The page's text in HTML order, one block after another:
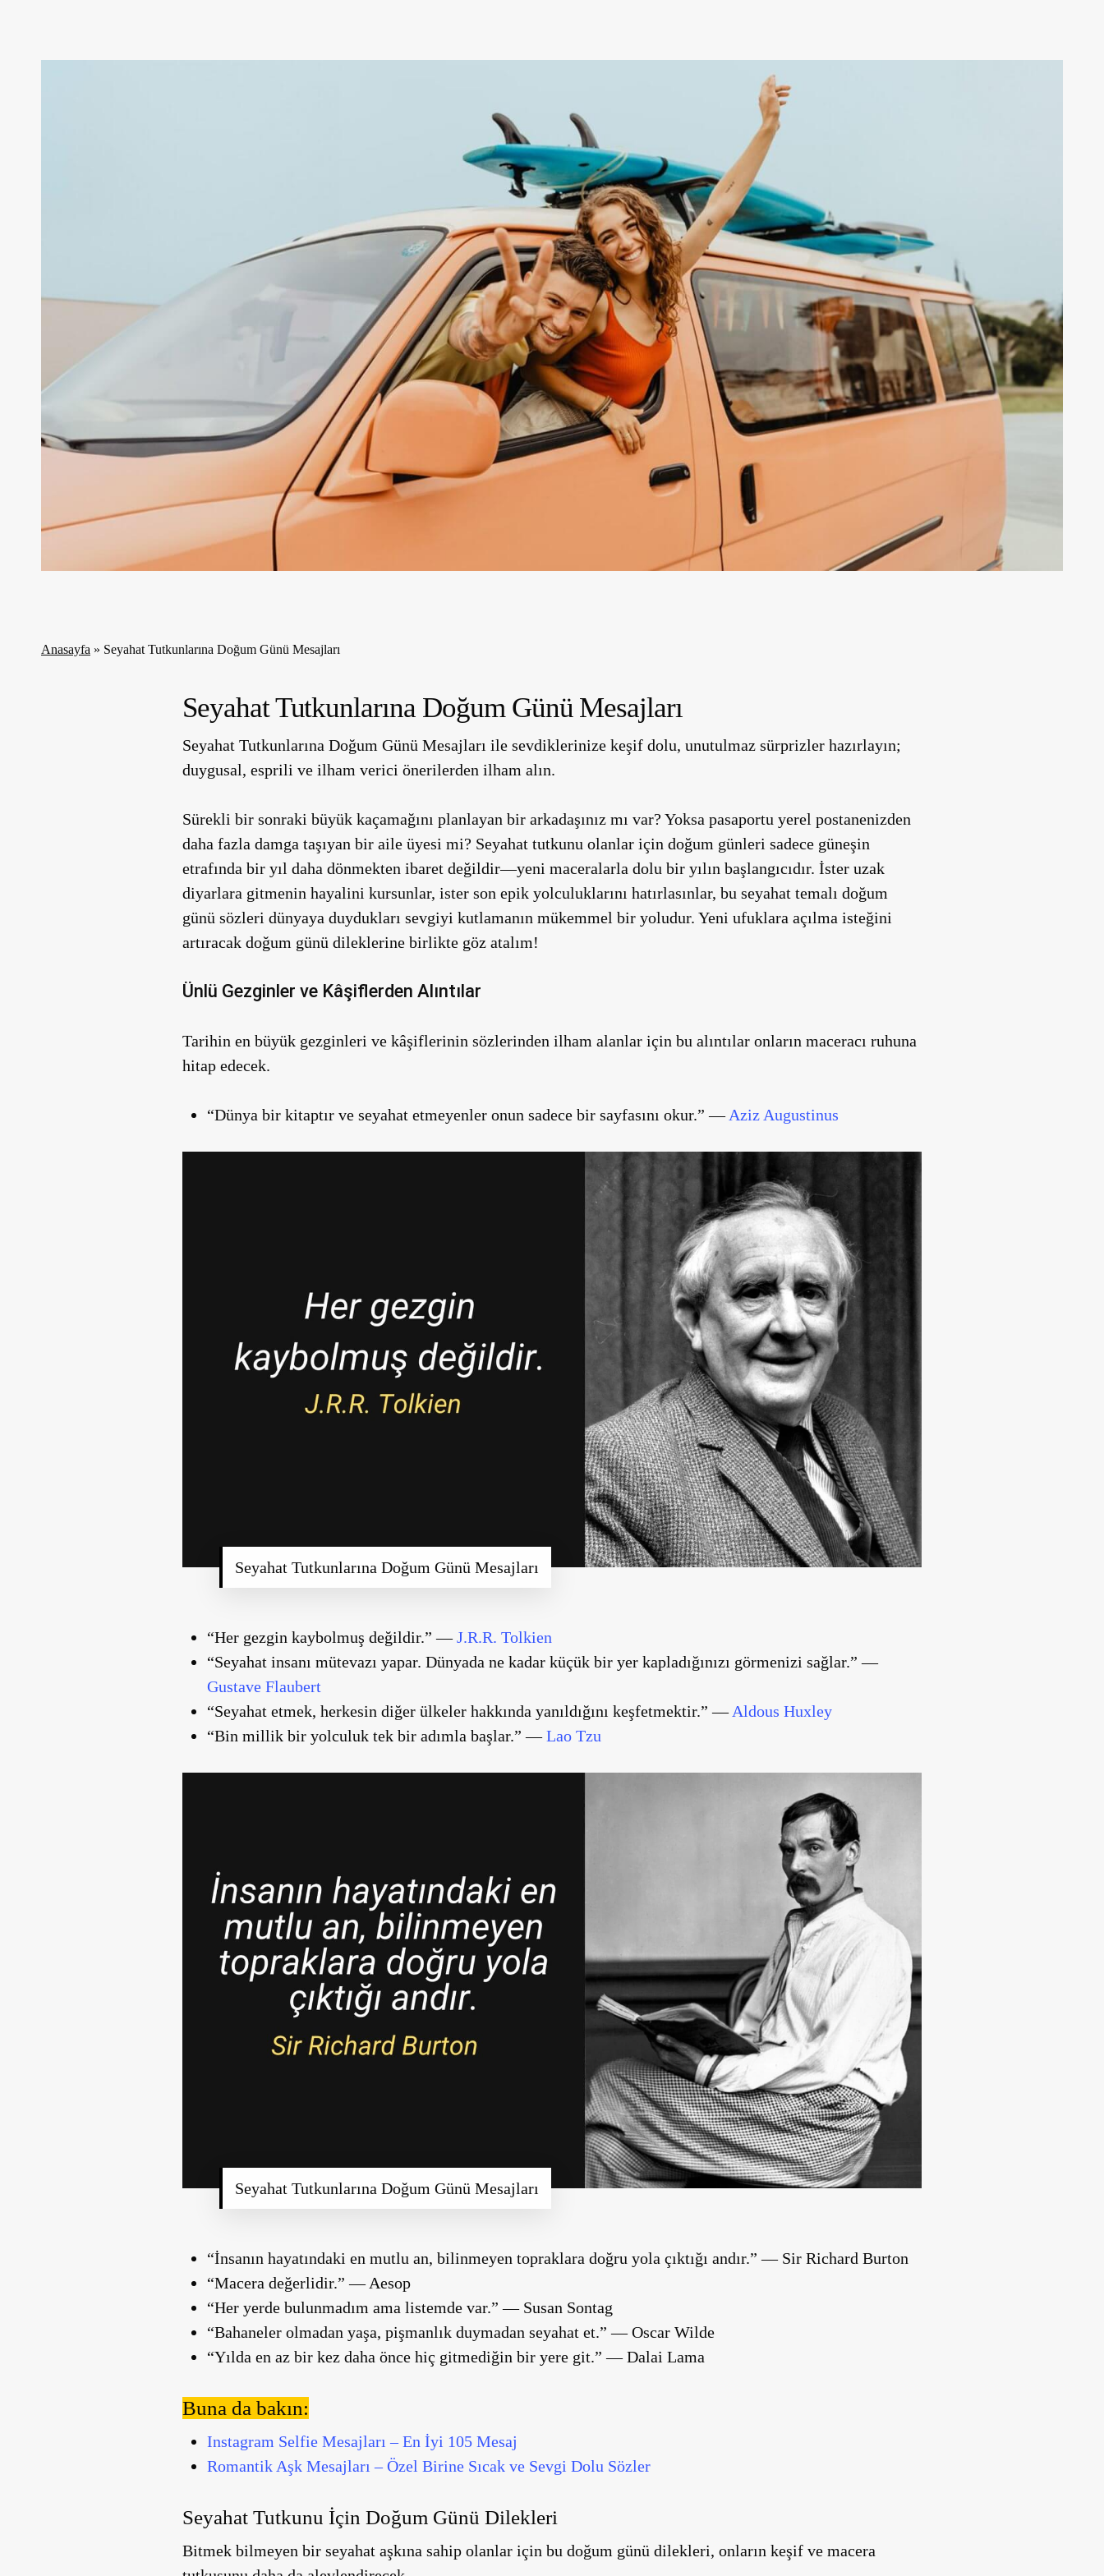
Anasayfa » Seyahat Tutkunlarına Doğum Günü Mesajları
Seyahat Tutkunlarına Doğum Günü Mesajları
Seyahat Tutkunlarına Doğum Günü Mesajları ile sevdiklerinize keşif dolu, unutulmaz sürprizler hazırlayın;
duygusal, esprili ve ilham verici önerilerden ilham alın.
Sürekli bir sonraki büyük kaçamağını planlayan bir arkadaşınız mı var? Yoksa pasaportu yerel postanenizden
daha fazla damga taşıyan bir aile üyesi mi? Seyahat tutkunu olanlar için doğum günleri sadece güneşin
etrafında bir yıl daha dönmekten ibaret değildir—yeni maceralarla dolu bir yılın başlangıcıdır. İster uzak
diyarlara gitmenin hayalini kursunlar, ister son epik yolculuklarını hatırlasınlar, bu seyahat temalı doğum
günü sözleri dünyaya duydukları sevgiyi kutlamanın mükemmel bir yoludur. Yeni ufuklara açılma isteğini
artıracak doğum günü dileklerine birlikte göz atalım!
Ünlü Gezginler ve Kâşiflerden Alıntılar
Tarihin en büyük gezginleri ve kâşiflerinin sözlerinden ilham alanlar için bu alıntılar onların maceracı ruhuna
hitap edecek.
“Dünya bir kitaptır ve seyahat etmeyenler onun sadece bir sayfasını okur.” — Aziz Augustinus
Seyahat Tutkunlarına Doğum Günü Mesajları
“Her gezgin kaybolmuş değildir.” —J.R.R. Tolkien
“Seyahat insanı mütevazı yapar. Dünyada ne kadar küçük bir yer kapladığınızı görmenizi sağlar.” —
Gustave Flaubert
“Seyahat etmek, herkesin diğer ülkeler hakkında yanıldığını keşfetmektir.” — Aldous Huxley
“Bin millik bir yolculuk tek bir adımla başlar.” —Lao Tzu
Seyahat Tutkunlarına Doğum Günü Mesajları
“İnsanın hayatındaki en mutlu an, bilinmeyen topraklara doğru yola çıktığı andır.” — Sir Richard Burton
“Macera değerlidir.” — Aesop
“Her yerde bulunmadım ama listemde var.” — Susan Sontag
“Bahaneler olmadan yaşa, pişmanlık duymadan seyahat et.” — Oscar Wilde
“Yılda en az bir kez daha önce hiç gitmediğin bir yere git.” — Dalai Lama
Buna da bakın:
Instagram Selfie Mesajları – En İyi 105 Mesaj
Romantik Aşk Mesajları – Özel Birine Sıcak ve Sevgi Dolu Sözler
Seyahat Tutkunu İçin Doğum Günü Dilekleri
Bitmek bilmeyen bir seyahat aşkına sahip olanlar için bu doğum günü dilekleri, onların keşif ve macera